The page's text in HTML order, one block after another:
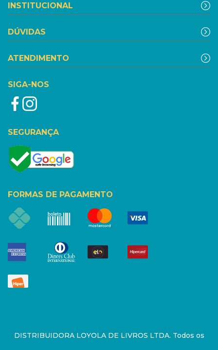
INSTITUCIONAL
DÚVIDAS
ATENDIMENTO
SIGA-NOS
SEGURANÇA
FORMAS DE PAGAMENTO
DISTRIBUIDORA LOYOLA DE LIVROS LTDA. Todos os